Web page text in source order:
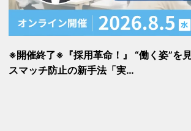
※開催終了※『採用革命！』 “働く姿”を
スマッチ防止の新手法「実…